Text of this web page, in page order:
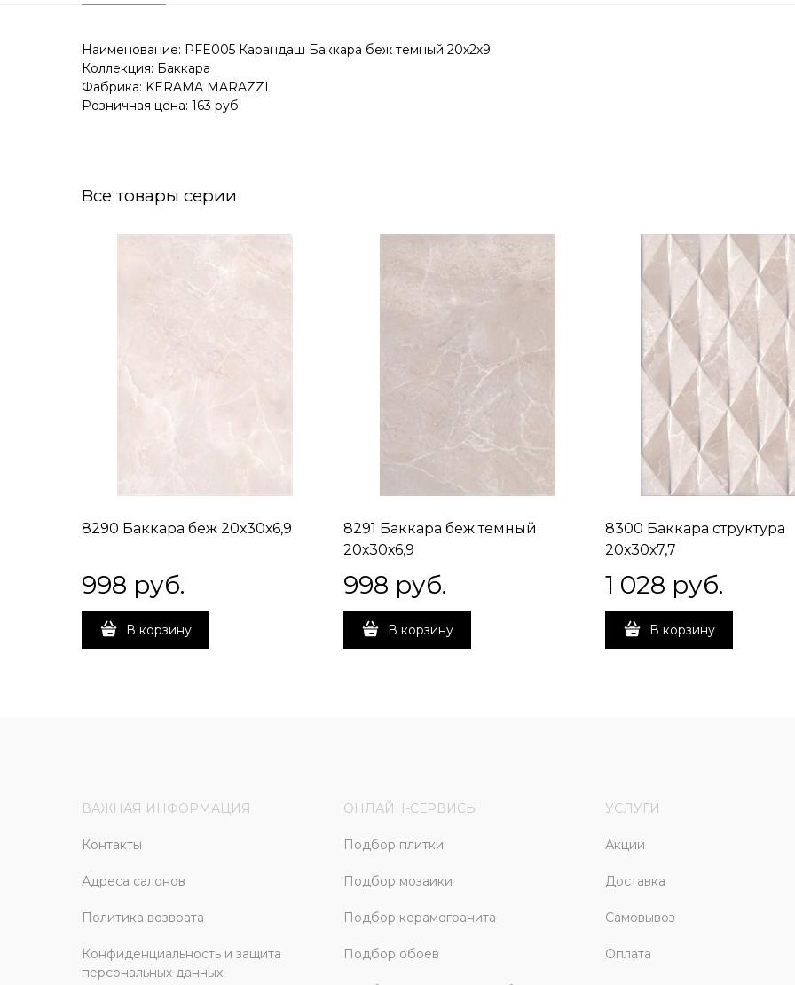
Наименование: PFE005 Карандаш Баккара беж темный 20х2х9
Коллекция: Баккара
Фабрика: KERAMA MARAZZI
Розничная цена: 163 руб.
Все товары серии
8290 Баккара беж 20х30х6,9
998 руб.
В корзину
8291 Баккара беж темный
20х30х6,9
998 руб.
В корзину
8300 Баккара структура
20х30х7,7
1 028 руб.
В корзину
ВАЖНАЯ ИНФОРМАЦИЯ
Контакты
Адреса салонов
Политика возврата
Конфиденциальность и защита
персональных данных
ОНЛАЙН-СЕРВИСЫ
Подбор плитки
Подбор мозаики
Подбор керамогранита
Подбор обоев
УСЛУГИ
Акции
Доставка
Самовывоз
Оплата